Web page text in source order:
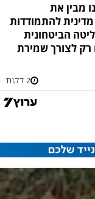
מבין את
להתמודדות
הביטחונית
רק לצורך שמירת
2 דקות